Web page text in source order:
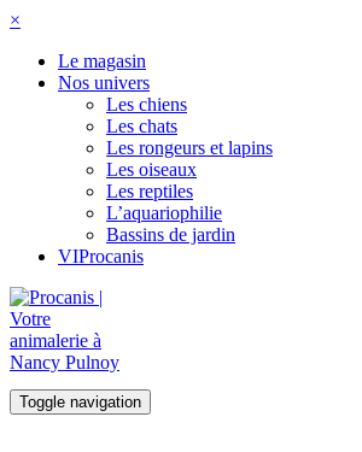
×
Le magasin
Nos univers
Les chiens
Les chats
Les rongeurs et lapins
Les oiseaux
Les reptiles
L’aquariophilie
Bassins de jardin
VIProcanis
Toggle navigation